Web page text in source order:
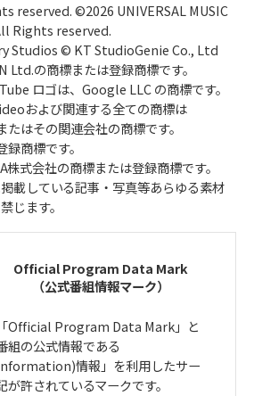
reserved. ©2026 UNIVERSAL MUSIC
Rights reserved.
Studios © KT StudioGenie Co., Ltd
Ltd.の商標または登録商標です。
ロゴは、Google LLC の商標です。
および関連する全ての商標は
はその関連会社の商標です。
商標です。
株式会社の商標または登録商標です。
載している記事・写真等あらゆる素材
じます。
Official Program Data Mark
（公式番組情報マーク）
Official Program Data Mark」と
組の公式情報である
情報」を利用したサー
が許されているマークです。